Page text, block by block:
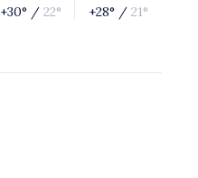
+30° / 22° +28° / 21°